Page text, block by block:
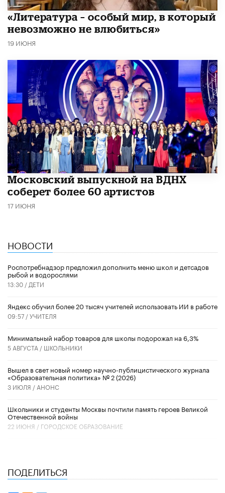
​«Литература – особый мир, в который
невозможно не влюбиться»
19 ИЮНЯ
Московский выпускной на ВДНХ
соберет более 60 артистов
17 ИЮНЯ
НОВОСТИ
Роспотребнадзор предложил дополнить меню школ и детсадов
рыбой и водорослями
13:30 / ДЕТИ
​Яндекс обучил более 20 тысяч учителей использовать ИИ в работе
09:57 /УЧИТЕЛЯ
Минимальный набор товаров для школы подорожал на 6,3%
5 АВГУСТА / ШКОЛЬНИКИ
Вышел в свет новый номер научно-публицистического журнала
«Образовательная политика» № 2 (2026)
3 ИЮЛЯ / АНОНС
Школьники и студенты Москвы почтили память героев Великой
Отечественной войны
22 ИЮНЯ / ГОРОДСКОЕ ОБРАЗОВАНИЕ
ПОДЕЛИТЬСЯ